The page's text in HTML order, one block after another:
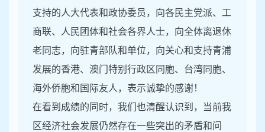
支持的人大代表和政协委员，向各民主党派、工
商联、人民团体和社会各界人士，向全体离退休
老同志，向驻青部队和单位，向关心和支持青浦
发展的香港、澳门特别行政区同胞、台湾同胞、
海外侨胞和国际友人，表示诚挚的感谢！
在看到成绩的同时，我们也清醒认识到，当前我
区经济社会发展仍然存在一些突出的矛盾和问